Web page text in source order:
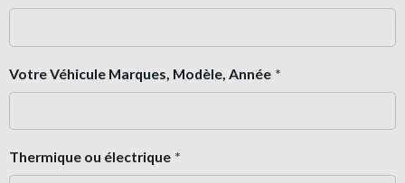
Votre Véhicule Marques, Modèle, Année
Thermique ou électrique